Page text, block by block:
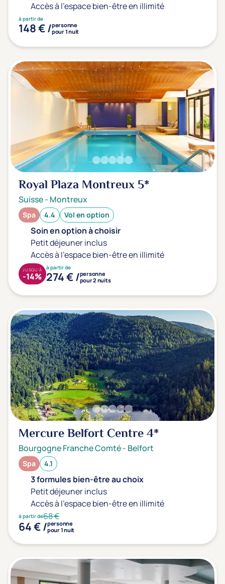
Thématiques bien-être
Accès à l'espace bien-être
(0)
Beauté & anti-âge
(0)
Silhouette, Minceur
(0)
Gestion du stress / sommeil
(0)
(0)
Prévention santé
(0)
Sport
(0)
Yoga
(0)
Offres spéciales
Vente Flash & Promo
Offres spéciales Solo
Distance de chez vous
Km
Transports & hébergement
Soins sans hébergement
(0)
Offre séjour + vol inclus
(0)
Accès à l'espace bien-être en illimité
à partir de
148 € /personne
pour 1 nuit
Royal Plaza Montreux5*
Suisse- Montreux
Spa 4.4 Vol en option
Soin en option à choisir
Petit déjeuner inclus
Accès à l'espace bien-être en illimité
à partir de
274 € /personne
pour 2 nuits
JUSQU'À
-14%
Mercure Belfort Centre4*
Bourgogne Franche Comté- Belfort
Spa 4.1
3 formules bien-être au choix
Petit déjeuner inclus
Accès à l'espace bien-être en illimité
à partir de68 €
64 € /personne
pour 1 nuit